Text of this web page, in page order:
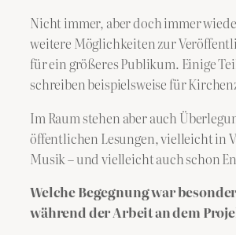
Nicht immer, aber doch immer
weitere Möglichkeiten zur
für ein größeres Publikum. Einige
schreiben beispielsweise für
Im Raum stehen aber auch
öffentlichen Lesungen, vielleicht in
Musik – und vielleicht auch schon
Welche Begegnung war
während der Arbeit an dem